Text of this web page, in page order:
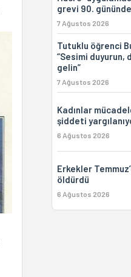
grevi 90. gününde
7 Ağustos 2026
Tutuklu öğrenci
“Sesimi duyurun,
gelin”
7 Ağustos 2026
Kadınlar
şiddeti
6 Ağustos 2026
Erkekler
öldürdü
6 Ağustos 2026